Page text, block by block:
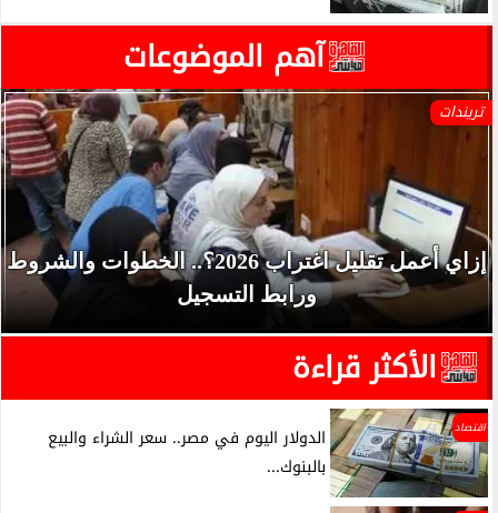
آهم الموضوعات
تريندات
إزاي أعمل تقليل اغتراب 2026؟.. الخطوات والشروط
ورابط التسجيل
الأكثر قراءة
اقتصاد
الدولار اليوم في مصر.. سعر الشراء والبيع
بالبنوك...